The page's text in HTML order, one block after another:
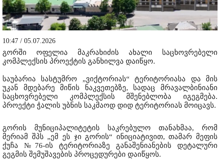
10:47 / 05.07.2026
გორში ოფელია მაკრახიძის ახალი საცხოვრებელი
კომპლექსის პროექტის განხილვა დაიწყო.
საუბარია სასტუმრო „ვიქტორიას“ ტერიტორიასა და მის
უკან მდებარე მიწის ნაკვეთებზე, სადაც მრავალბინიანი
საცხოვრებელი კომპლექსის მშენებლობა იგეგმება.
პროექტი ჭალის უბნის საკმაოდ დიდ ტერიტორიას მოიცავს.
გორის მუნიციპალიტეტის საკრებულო თანახმაა, რომ
მერიამ შპს „ემ ეს ჯი გორის“ ინიციატივით, თამარ მეფის
ქუჩა №76-ის ტერიტორიაზე განაშენიანების დეტალური
გეგმის შემუშავების პროცედურები დაიწყოს.